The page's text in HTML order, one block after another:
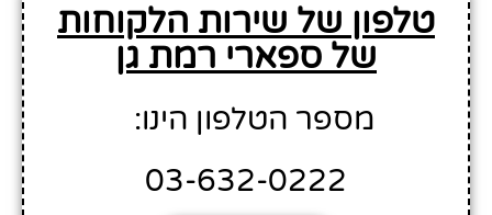
טלפון של שירות הלקוחות
של ספארי רמת גן
מספר הטלפון הינו:
03-632-0222